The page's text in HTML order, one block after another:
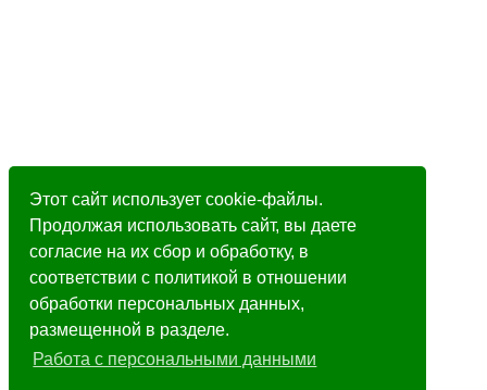
Этот сайт использует cookie-файлы.
Продолжая использовать сайт, вы даете
согласие на их сбор и обработку, в
соответствии с политикой в отношении
обработки персональных данных,
размещенной в разделе.
Работа с персональными данными